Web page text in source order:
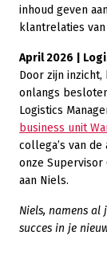
inhoud geven
klantrelaties
April 2026 |
Door zijn
onlangs
Logistics
business unit
collega’s van
onze Supervisor
aan Niels.
Niels, namens al
succes in je